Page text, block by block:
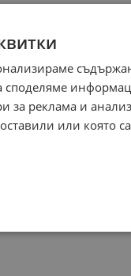
за реклама и
или която